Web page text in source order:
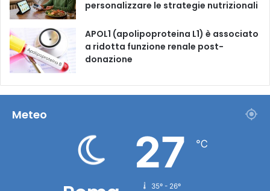
personalizzare le strategie nutrizionali
APOL1 (apolipoproteina L1) è associato
a ridotta funzione renale post-
donazione
Meteo
27 ℃
35º - 26º